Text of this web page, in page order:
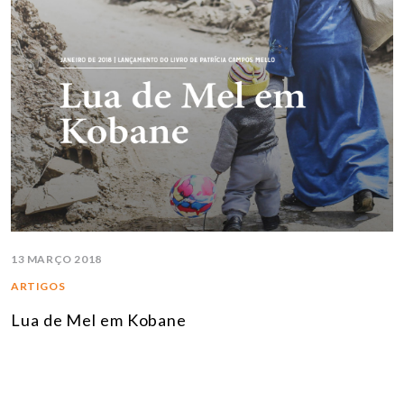
13 MARÇO 2018
ARTIGOS
Lua de Mel em Kobane